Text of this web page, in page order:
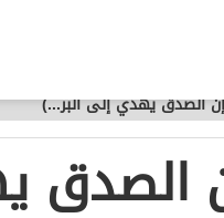
الصدق يهدي إلى البر...)
الصدق